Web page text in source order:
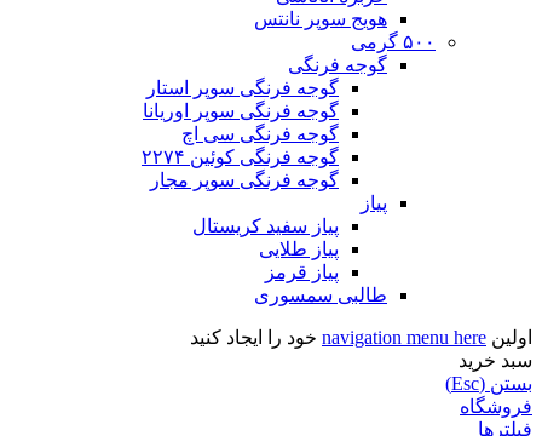
هویج سوپر نانتس
۵۰۰ گرمی
گوجه فرنگی
گوجه فرنگی سوپر استار
گوجه فرنگی سوپر اوریانا
گوجه فرنگی سی اچ
گوجه فرنگی کوئین ۲۲۷۴
گوجه فرنگی سوپر مجار
پیاز
پیاز سفید کریستال
پیاز طلایی
پیاز قرمز
طالبی سمسوری
اولین navigation menu here خود را ایجاد کنید
سبد خرید
بستن (Esc)
فروشگاه
فیلترها